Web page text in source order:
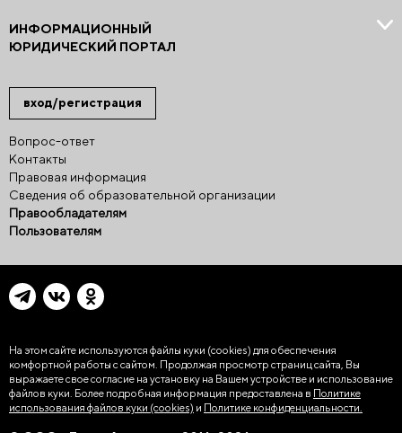
вход/регистрация
Вопрос-ответ
Контакты
Правовая информация
Сведения об образовательной организации
Правообладателям
Пользователям
ИНФОРМАЦИОННЫЙ
ЮРИДИЧЕСКИЙ ПОРТАЛ
На этом сайте используются файлы куки (cookies) для обеспечения
комфортной работы с сайтом. Продолжая просмотр страниц сайта, Вы
выражаете свое согласие на установку на Вашем устройстве и использование
файлов куки. Более подробная информация предоставлена в Политике
использования файлов куки (cookies) и Политике конфиденциальности.